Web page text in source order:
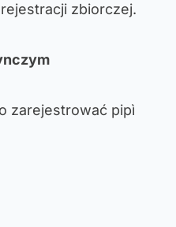
zbiorczej.
zarejestrować pipì